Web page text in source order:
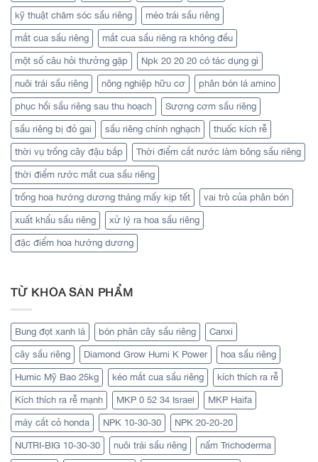
kỹ thuật chăm sóc sầu riêng méo trái sầu riêng
mắt cua sầu riêng mắt cua sầu riêng ra không đều
một số câu hỏi thưởng gặp Npk 20 20 20 có tác dụng gì
nuôi trái sầu riêng nông nghiệp hữu cơ phân bón lá amino
phục hồi sầu riêng sau thu hoạch Sượng cơm sầu riêng
sầu riêng bị đỏ gai sầu riêng chính nghạch thuốc kích rễ
thời vụ trồng cây đậu bắp Thời điểm cắt nước làm bông sầu riêng
thời điểm rước mắt cua sầu riêng
trồng hoa hướng dương tháng mấy kịp tết vai trò của phân bón
xuất khẩu sầu riêng xử lý ra hoa sầu riêng
đặc điểm hoa hướng dương
TỪ KHÓA SẢN PHẨM
Bung đọt xanh lá bón phân cây sầu riêng Canxi
cây sầu riêng Diamond Grow Humi K Power hoa sầu riêng
Humic Mỹ Bao 25kg kéo mắt cua sầu riêng kích thích ra rễ
Kích thích ra rễ mạnh MKP 0 52 34 Israel MKP Haifa
máy cắt cỏ honda NPK 10-30-30 NPK 20-20-20
NUTRI-BIG 10-30-30 nuôi trái sầu riêng nấm Trichoderma